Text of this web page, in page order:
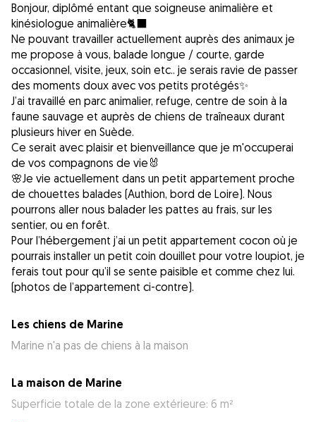
Bonjour, diplômé entant que soigneuse animalière et
kinésiologue animalière🐈‍⬛
Ne pouvant travailler actuellement auprès des animaux je
me propose à vous, balade longue / courte, garde
occasionnel, visite, jeux, soin etc.. je serais ravie de passer
des moments doux avec vos petits protégés✨
J’ai travaillé en parc animalier, refuge, centre de soin à la
faune sauvage et auprès de chiens de traîneaux durant
plusieurs hiver en Suède.
Ce serait avec plaisir et bienveillance que je m'occuperai
de vos compagnons de vie🐰
🌸Je vie actuellement dans un petit appartement proche
de chouettes balades (Authion, bord de Loire). Nous
pourrons aller nous balader les pattes au frais, sur les
sentier, ou en forêt.
Pour l’hébergement j’ai un petit appartement cocon où je
pourrais installer un petit coin douillet pour votre loupiot, je
ferais tout pour qu’il se sente paisible et comme chez lui.
(photos de l’appartement ci-contre).
Les chiens de Marine
Marine n'a pas de chiens à la maison
La maison de Marine
Superficie totale de la zone extérieure: 6 m²